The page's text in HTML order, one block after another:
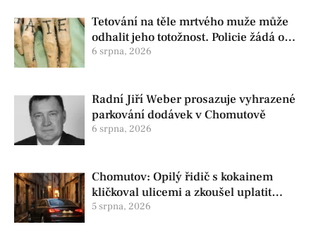
Tetování na těle mrtvého muže může
odhalit jeho totožnost. Policie žádá o
pomoc
6 srpna, 2026
Radní Jiří Weber prosazuje vyhrazené
parkování dodávek v Chomutově
6 srpna, 2026
Chomutov: Opilý řidič s kokainem
kličkoval ulicemi a zkoušel uplatit
policisty
5 srpna, 2026